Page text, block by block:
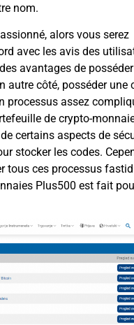
nom.
alors vous serez
avec les avis des
avantages de
autre côté, posséder une
processus assez
de crypto-
certains aspects de
stocker les codes.
tous ces processus
Plus500 est fait